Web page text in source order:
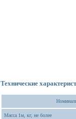
Технические
Масса 1м, кг, не более